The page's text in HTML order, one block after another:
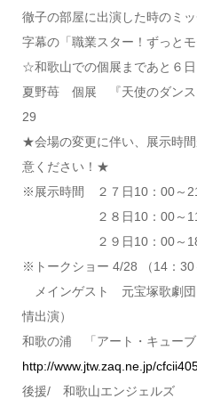
徹子の部屋に出演した時のミッ
字幕の「職業スター！ずっと
☆和歌山での個展まであと６日
夏野苺 個展 『天使のダン
29
★会場の変更に伴い、展示時
意ください！★
※展示時間 ２７日10：00～
２８日10：00～11：
２９日10：00～18
※トークショー 4/28 （14：30
メインゲスト 元宝塚歌劇
情出演）
和歌の浦 「アート・キュー
http://www.jtw.zaq.ne.jp/
後援/ 和歌山エンジェルズ